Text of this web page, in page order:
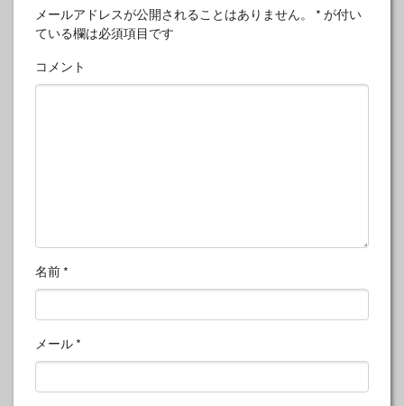
メールアドレスが公開されることはありません。 * が付い
ている欄は必須項目です
コメント
名前 *
メール *